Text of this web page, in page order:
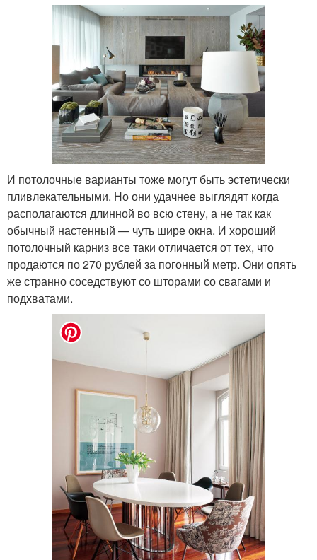
И потолочные варианты тоже могут быть эстетически
пливлекательными. Но они удачнее выглядят когда
располагаются длинной во всю стену, а не так как
обычный настенный — чуть шире окна. И хороший
потолочный карниз все таки отличается от тех, что
продаются по 270 рублей за погонный метр. Они опять
же странно соседствуют со шторами со свагами и
подхватами.